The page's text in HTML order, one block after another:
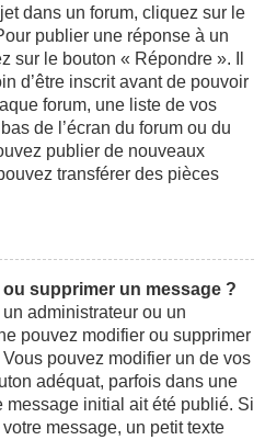
dans un forum, cliquez sur le
publier une réponse à un
sur le bouton « Répondre ». Il
d’être inscrit avant de pouvoir
forum, une liste de vos
de l’écran du forum ou du
publier de nouveaux
transférer des pièces
supprimer un message ?
administrateur ou un
pouvez modifier ou supprimer
pouvez modifier un de vos
adéquat, parfois dans une
message initial ait été publié. Si
message, un petit texte